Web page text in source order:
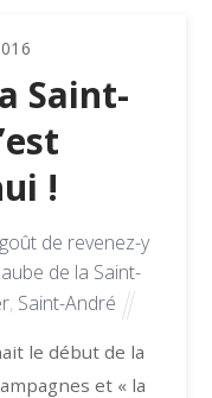
Saint-
!
de revenez-y
de la Saint-
, Saint-André
le début de la
et « la